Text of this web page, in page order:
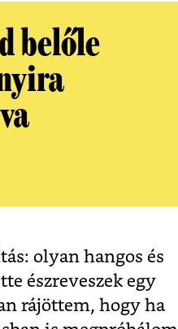
belőle
olyan hangos és
észreveszek egy
rájöttem, hogy ha